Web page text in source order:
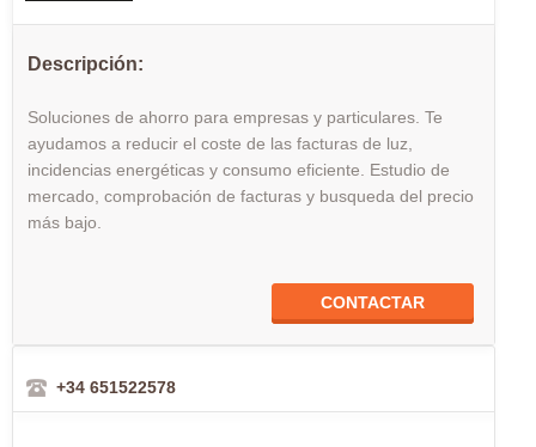
Descripción:
Soluciones de ahorro para empresas y particulares. Te
ayudamos a reducir el coste de las facturas de luz,
incidencias energéticas y consumo eficiente. Estudio de
mercado, comprobación de facturas y busqueda del precio
más bajo.
CONTACTAR
+34 651522578